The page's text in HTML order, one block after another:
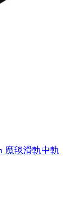
魔毯滑軌中軌